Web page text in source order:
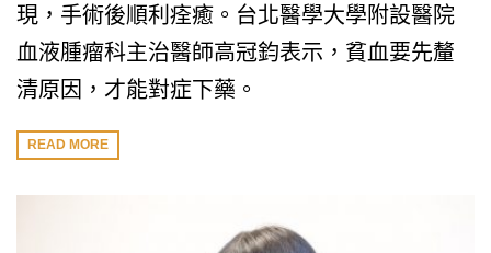
現，手術後順利痊癒。台北醫學大學附設醫院
血液腫瘤科主治醫師高冠鈞表示，貧血要先釐
清原因，才能對症下藥。
READ MORE